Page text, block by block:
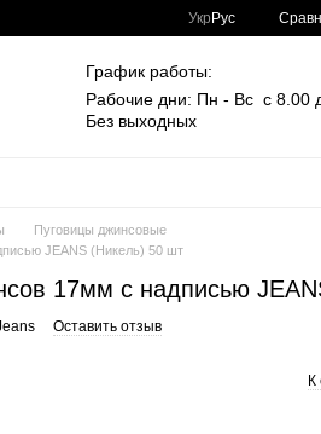
Укр Рус
График работы:
Рабочие дни: Пн - Вс с 8.00
Без выходных
Пуговицы джинсовые
JEANS (Никель) 50 шт
17мм с надписью
Оставить отзыв
К